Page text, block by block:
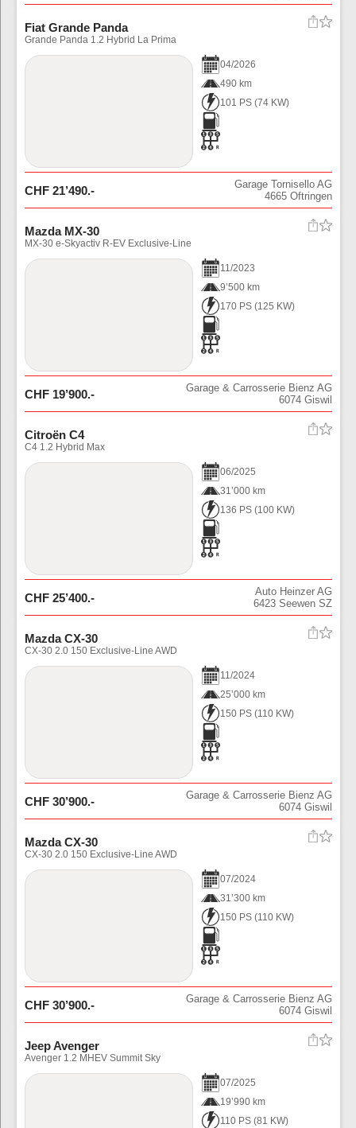
Fiat Grande Panda
Grande Panda 1.2 Hybrid La Prima
04/2026
490 km
101 PS (74 KW)
CHF 21’490.-
Garage Tornisello AG
4665 Oftringen
Mazda MX-30
MX-30 e-Skyactiv R-EV Exclusive-Line
11/2023
9’500 km
170 PS (125 KW)
CHF 19’900.-
Garage & Carrosserie Bienz AG
6074 Giswil
Citroën C4
C4 1.2 Hybrid Max
06/2025
31’000 km
136 PS (100 KW)
CHF 25’400.-
Auto Heinzer AG
6423 Seewen SZ
Mazda CX-30
CX-30 2.0 150 Exclusive-Line AWD
11/2024
25’000 km
150 PS (110 KW)
CHF 30’900.-
Garage & Carrosserie Bienz AG
6074 Giswil
Mazda CX-30
CX-30 2.0 150 Exclusive-Line AWD
07/2024
31’300 km
150 PS (110 KW)
CHF 30’900.-
Garage & Carrosserie Bienz AG
6074 Giswil
Jeep Avenger
Avenger 1.2 MHEV Summit Sky
07/2025
19’990 km
110 PS (81 KW)